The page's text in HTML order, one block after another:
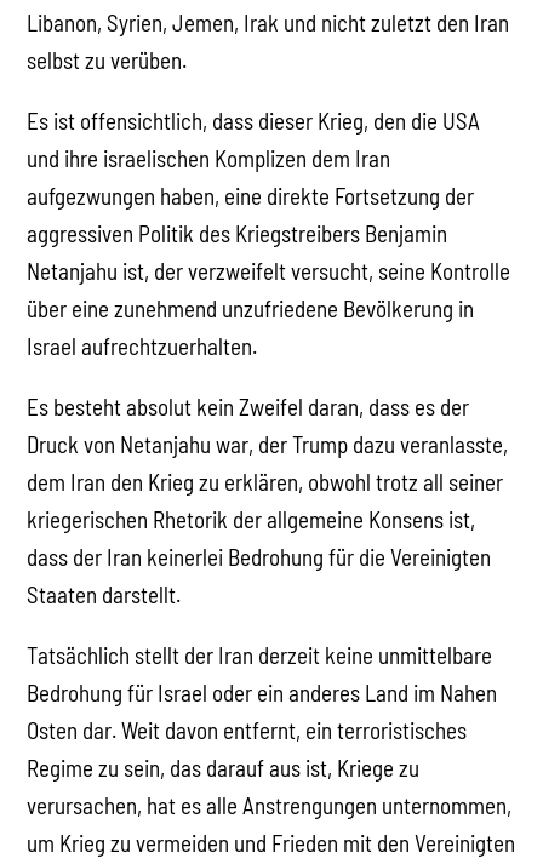
Libanon, Syrien, Jemen, Irak und nicht zuletzt den Iran
selbst zu verüben.
Es ist offensichtlich, dass dieser Krieg, den die USA
und ihre israelischen Komplizen dem Iran
aufgezwungen haben, eine direkte Fortsetzung der
aggressiven Politik des Kriegstreibers Benjamin
Netanjahu ist, der verzweifelt versucht, seine Kontrolle
über eine zunehmend unzufriedene Bevölkerung in
Israel aufrechtzuerhalten.
Es besteht absolut kein Zweifel daran, dass es der
Druck von Netanjahu war, der Trump dazu veranlasste,
dem Iran den Krieg zu erklären, obwohl trotz all seiner
kriegerischen Rhetorik der allgemeine Konsens ist,
dass der Iran keinerlei Bedrohung für die Vereinigten
Staaten darstellt.
Tatsächlich stellt der Iran derzeit keine unmittelbare
Bedrohung für Israel oder ein anderes Land im Nahen
Osten dar. Weit davon entfernt, ein terroristisches
Regime zu sein, das darauf aus ist, Kriege zu
verursachen, hat es alle Anstrengungen unternommen,
um Krieg zu vermeiden und Frieden mit den Vereinigten